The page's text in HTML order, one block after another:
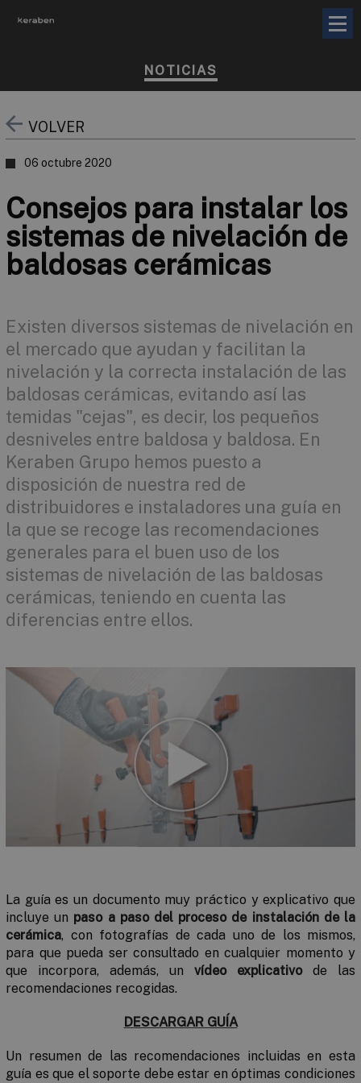
NOTICIAS
VOLVER
06 octubre 2020
Consejos para instalar los
sistemas de nivelación de
baldosas cerámicas
Existen diversos sistemas de nivelación en
el mercado que ayudan y facilitan la
nivelación y la correcta instalación de las
baldosas cerámicas, evitando así las
temidas "cejas", es decir, los pequeños
desniveles entre baldosa y baldosa. En
Keraben Grupo hemos puesto a
disposición de nuestra red de
distribuidores e instaladores una guía en
la que se recoge las recomendaciones
generales para el buen uso de los
sistemas de nivelación de las baldosas
cerámicas, teniendo en cuenta las
diferencias entre ellos.
La guía es un documento muy práctico y explicativo que
incluye un paso a paso del proceso de instalación de la
cerámica, con fotografías de cada uno de los mismos,
para que pueda ser consultado en cualquier momento y
que incorpora, además, un vídeo explicativode las
recomendaciones recogidas.
DESCARGAR GUÍA
Un resumen de las recomendaciones incluidas en esta
guía es que el soporte debe estar en óptimas condiciones